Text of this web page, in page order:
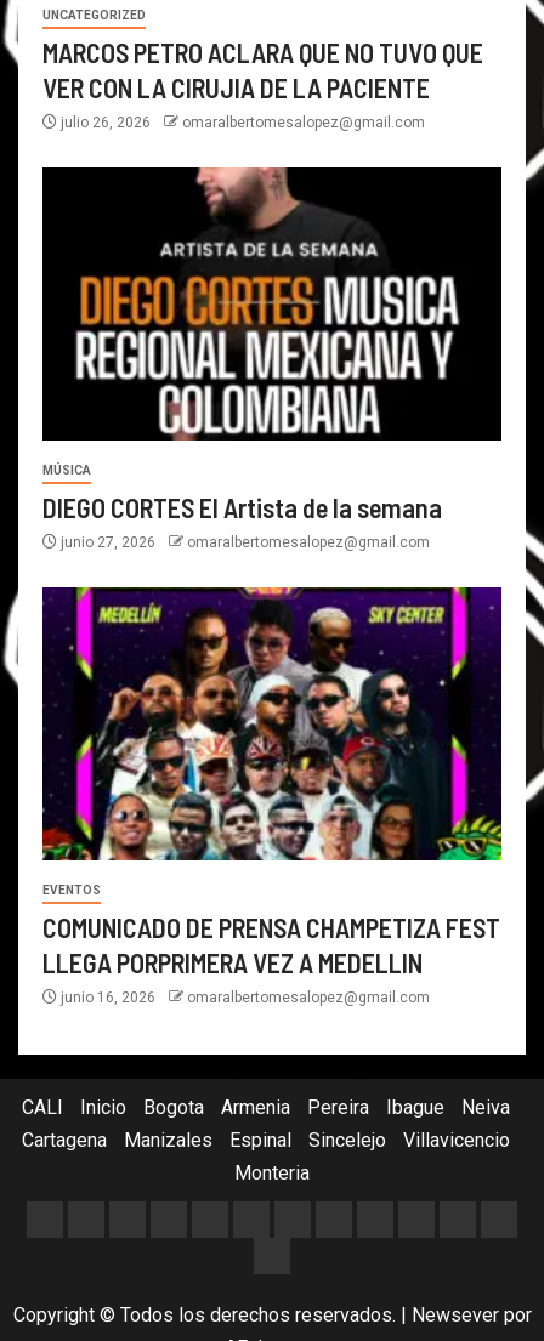
UNCATEGORIZED
MARCOS PETRO ACLARA QUE NO TUVO QUE
VER CON LA CIRUJIA DE LA PACIENTE
julio 26, 2026 omaralbertomesalopez@gmail.com
MÚSICA
DIEGO CORTES El Artista de la semana
junio 27, 2026 omaralbertomesalopez@gmail.com
EVENTOS
COMUNICADO DE PRENSA CHAMPETIZA FEST
LLEGA PORPRIMERA VEZ A MEDELLIN
junio 16, 2026 omaralbertomesalopez@gmail.com
CALI Inicio Bogota Armenia Pereira Ibague
Neiva
Cartagena
Manizales Espinal Sincelejo
Villavicencio
Monteria
Copyright © Todos los derechos reservados. | Newseverpor